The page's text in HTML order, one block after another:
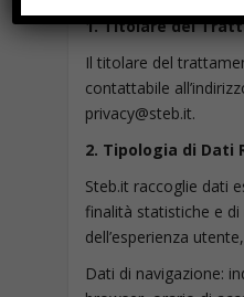
1. Titolare del
Il titolare del
contattabile
privacy@steb.it.
2. Tipologia di Dati
Steb.it raccoglie dati
finalità statistiche e
dell’esperienza
Dati di navigazione: